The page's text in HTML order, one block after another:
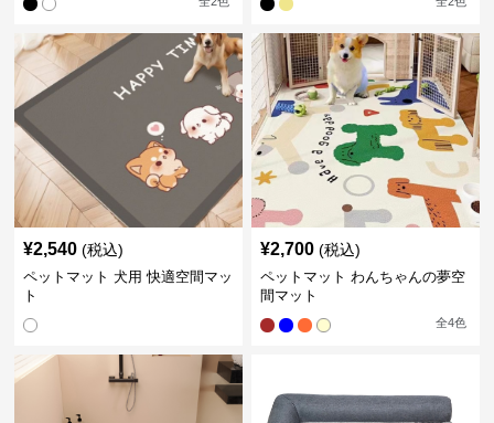
¥2,540 (税込)
ペットマット 犬用 快適空間マッ
ト
¥2,700 (税込)
ペットマット わんちゃんの夢空
間マット
全4色